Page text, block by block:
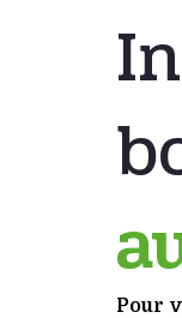
Pour